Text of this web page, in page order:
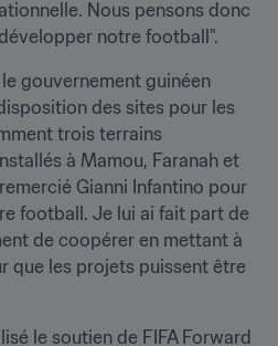
Nous pensons donc
notre football".
gouvernement guinéen
des sites pour les
trois terrains
à Mamou, Faranah et
Gianni Infantino pour
football. Je lui ai fait part de
de coopérer en mettant à
que les projets puissent être
le soutien de FIFA Forward